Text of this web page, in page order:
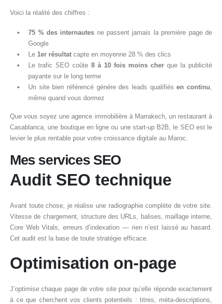
Voici la réalité des chiffres :
75 % des internautes ne passent jamais la première page de
Google
Le1er résultat capte en moyenne 28 % des clics
Le trafic SEO coûte8 à 10 fois moins cher que la publicité
payante sur le long terme
Un site bien référencé génère des leads qualifiésen continu,
même quand vous dormez
Que vous soyez une agence immobilière à Marrakech, un restaurant à
Casablanca, une boutique en ligne ou une start-up B2B, le SEO est le
levier le plus rentable pour votre croissance digitale au Maroc.
Mes services SEO
Audit SEO technique
Avant toute chose, je réalise une radiographie complète de votre site.
Vitesse de chargement, structure des URLs, balises, maillage interne,
Core Web Vitals, erreurs d’indexation — rien n’est laissé au hasard.
Cet audit est la base de toute stratégie efficace.
Optimisation on-page
J’optimise chaque page de votre site pour qu’elle réponde exactement
à ce que cherchent vos clients potentiels : titres, méta-descriptions,